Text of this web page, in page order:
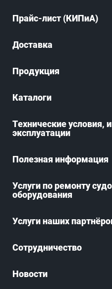
Прайс-лист (КИПиА)
Доставка
Продукция
Каталоги
Технические условия,
эксплуатации
Полезная информация
Услуги по ремонту
оборудования
Услуги наших
Сотрудничество
Новости